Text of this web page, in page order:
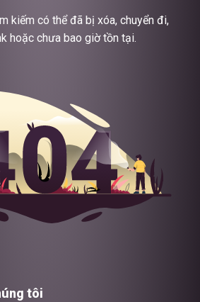
kiếm có thể đã bị xóa, chuyển đi,
hoặc chưa bao giờ tồn tại.
tôi